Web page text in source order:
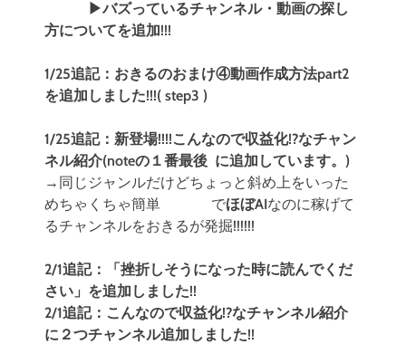
▶︎バズっているチャンネル・動画の探し
方についてを追加!!!
1/25追記：おきるのおまけ④動画作成方法part2
を追加しました!!!( step3 )
1/25追記：新登場!!!!こんなので収益化!?なチャン
ネル紹介(noteの１番最後 に追加しています。)
→同じジャンルだけどちょっと斜め上をいった
めちゃくちゃ簡単 でほぼAIなのに稼げて
るチャンネルをおきるが発掘!!!!!!
2/1追記：「挫折しそうになった時に読んでくだ
さい」を追加しました!!
2/1追記：こんなので収益化!?なチャンネル紹介
に２つチャンネル追加しました!!